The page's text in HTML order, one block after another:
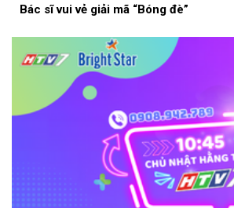
Bác sĩ vui vẻ giải mã “Bóng đè”